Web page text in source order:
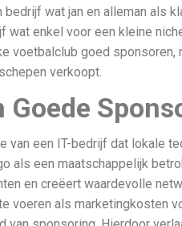
wat jan en alleman als
wat enkel voor een kleine
voetbalclub goed sponsoren,
verkoopt.
Goede
een IT-bedrijf dat lokale
als een maatschappelijk
en creëert waardevolle
voeren als marketingkosten